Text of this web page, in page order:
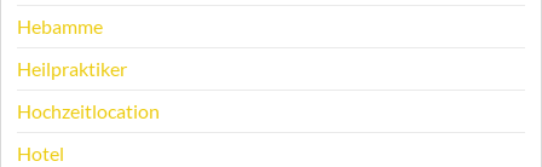
Hebamme
Heilpraktiker
Hochzeitlocation
Hotel